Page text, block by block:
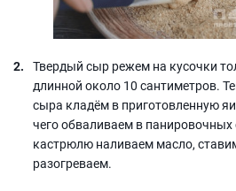
Твердый сыр режем на кусочки
длинной около 10 сантиметров.
сыра кладём в приготовленную
чего обваливаем в
кастрюлю наливаем масло,
разогреваем.